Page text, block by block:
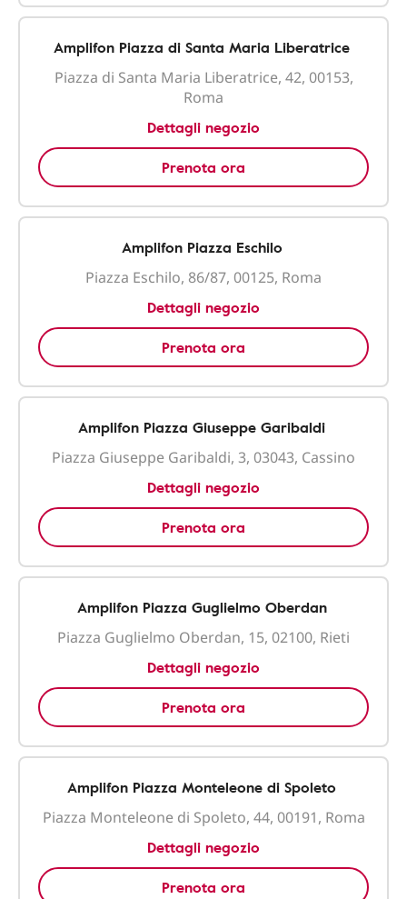
Amplifon Piazza di Santa Maria Liberatrice
Piazza di Santa Maria Liberatrice, 42, 00153,
Roma
Dettagli negozio
Prenota ora
Amplifon Piazza Eschilo
Piazza Eschilo, 86/87, 00125, Roma
Dettagli negozio
Prenota ora
Amplifon Piazza Giuseppe Garibaldi
Piazza Giuseppe Garibaldi, 3, 03043, Cassino
Dettagli negozio
Prenota ora
Amplifon Piazza Guglielmo Oberdan
Piazza Guglielmo Oberdan, 15, 02100, Rieti
Dettagli negozio
Prenota ora
Amplifon Piazza Monteleone di Spoleto
Piazza Monteleone di Spoleto, 44, 00191, Roma
Dettagli negozio
Prenota ora